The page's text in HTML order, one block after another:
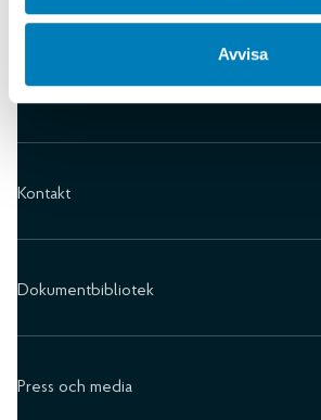
Avvisa
Kontakt
Dokumentbibliotek
Press och media